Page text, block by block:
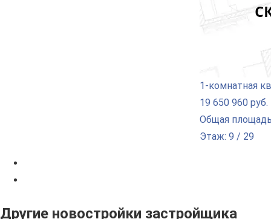
1-комнатная
19 650 960 руб.
Общая
Этаж: 9 / 29
Другие новостройки застройщика